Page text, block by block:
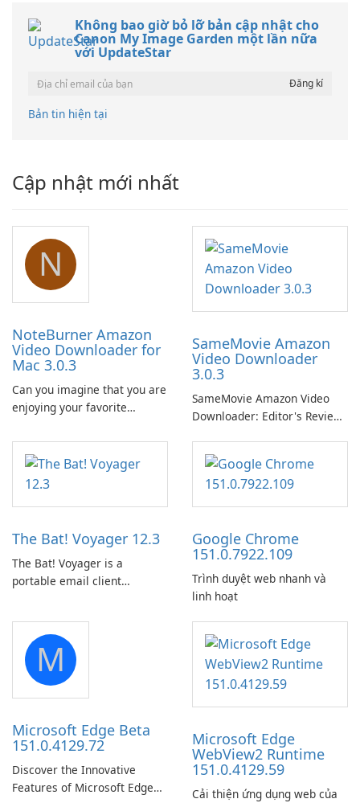
Không bao giờ bỏ lỡ bản cập nhật cho
Canon My Image Garden một lần nữa
với UpdateStar
Bản tin hiện tại
Cập nhật mới nhất
N
NoteBurner Amazon
Video Downloader for
Mac 3.0.3
Can you imagine that you are
enjoying your favorite
lying on the beach, camping
in the woods or even during
your long commute to work
SameMovie Amazon
Video Downloader
3.0.3
SameMovie Amazon Video
Downloader: Editor's Review
Downloader is a desktop
utility for saving Amazon
Prime Video titles and other
Amazon web-player content
The Bat! Voyager 12.3
The Bat! Voyager is a
portable email client
portable media on any
computer running Microsoft
Windows.
Google Chrome
151.0.7922.109
Trình duyệt web nhanh và
linh hoạt
M
Microsoft Edge Beta
151.0.4129.72
Discover the Innovative
Features of Microsoft Edge
Microsoft Edge
WebView2 Runtime
151.0.4129.59
Cải thiện ứng dụng web của